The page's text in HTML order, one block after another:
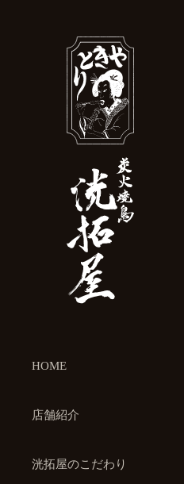
HOME
店舗紹介
洸拓屋のこだわり